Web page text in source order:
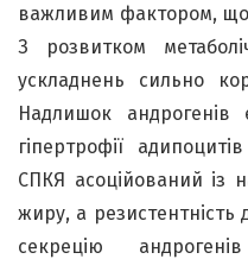
важливим фактором, що
З розвитком
ускладнень сильно
Надлишок андрогенів
гіпертрофії
СПКЯ асоційований із
жиру, а резистентність
секрецію